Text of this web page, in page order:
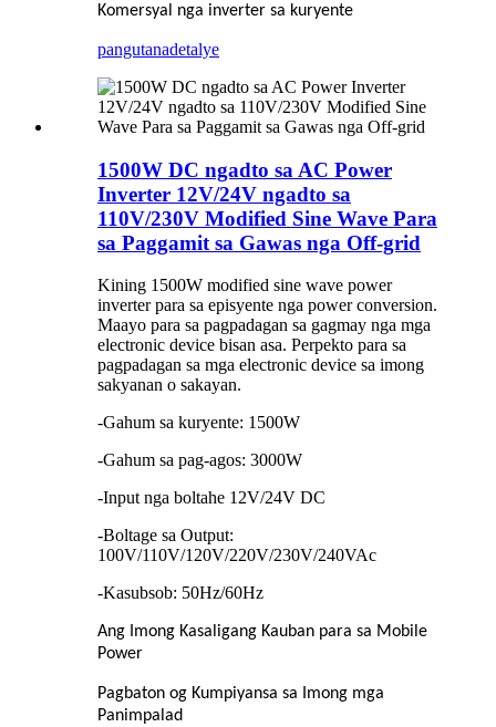
Komersyal nga inverter sa kuryente
pangutanadetalye
1500W DC ngadto sa AC Power
Inverter 12V/24V ngadto sa
110V/230V Modified Sine Wave Para
sa Paggamit sa Gawas nga Off-grid
Kining 1500W modified sine wave power
inverter para sa episyente nga power conversion.
Maayo para sa pagpadagan sa gagmay nga mga
electronic device bisan asa. Perpekto para sa
pagpadagan sa mga electronic device sa imong
sakyanan o sakayan.
-Gahum sa kuryente: 1500W
-Gahum sa pag-agos: 3000W
-Input nga boltahe 12V/24V DC
-Boltage sa Output:
100V/110V/120V/220V/230V/240VAc
-Kasubsob: 50Hz/60Hz
Ang Imong Kasaligang Kauban para sa Mobile
Power
Pagbaton og Kumpiyansa sa Imong mga
Panimpalad